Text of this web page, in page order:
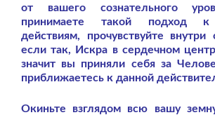
от вашего сознательного
принимаете такой подход к
действиям, прочувствуйте
если так, Искра в сердечном
значит вы приняли себя за
приближаетесь к данной
Окиньте взглядом всю вашу